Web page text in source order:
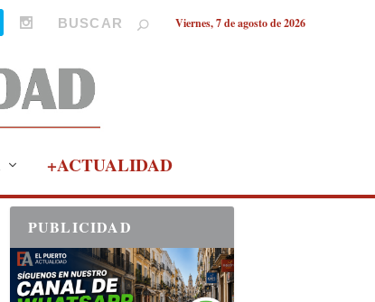
Viernes, 7 de agosto de 2026
+ACTUALIDAD
PUBLICIDAD